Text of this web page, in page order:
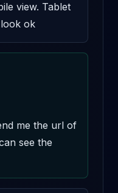
view. Tablet
ok
me the url of
see the